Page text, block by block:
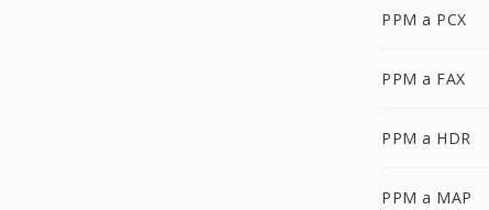
PPM a PCX
PPM a FAX
PPM a HDR
PPM a MAP